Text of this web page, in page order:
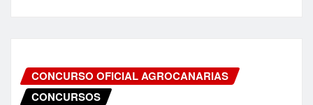
CONCURSO OFICIAL AGROCANARIAS
CONCURSOS